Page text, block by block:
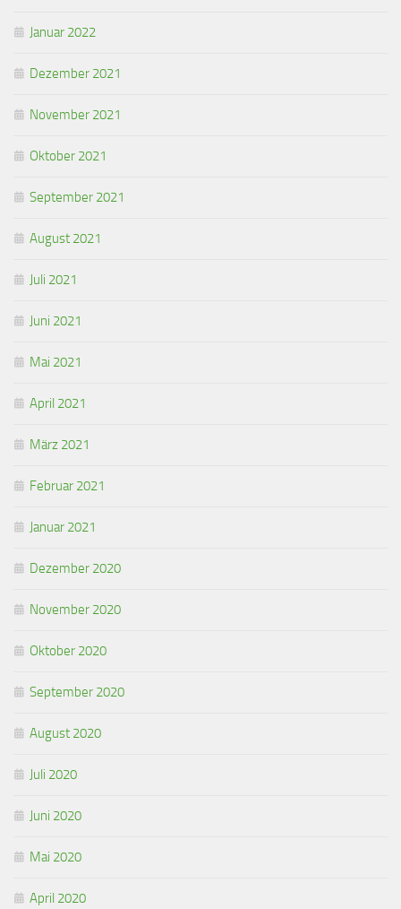
Januar 2022
Dezember 2021
November 2021
Oktober 2021
September 2021
August 2021
Juli 2021
Juni 2021
Mai 2021
April 2021
März 2021
Februar 2021
Januar 2021
Dezember 2020
November 2020
Oktober 2020
September 2020
August 2020
Juli 2020
Juni 2020
Mai 2020
April 2020